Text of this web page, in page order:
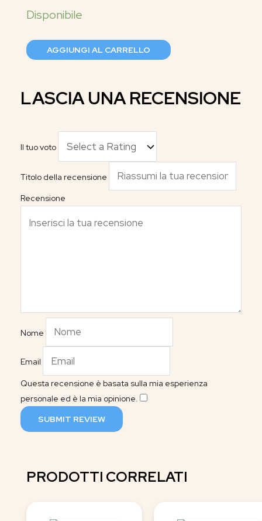
AGGIUNGI AL CARRELLO
LASCIA UNA RECENSIONE
Il tuo voto
Titolo della recensione
Recensione
Nome
Email
Questa recensione è basata sulla mia esperienza
personale ed è la mia opinione.
SUBMIT REVIEW
PRODOTTI CORRELATI